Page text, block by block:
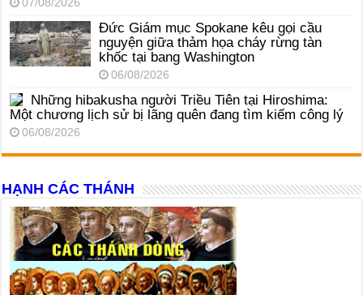
07/08/2026
Đức Giám mục Spokane kêu gọi cầu
nguyện giữa thảm họa cháy rừng tàn
khốc tại bang Washington
06/08/2026
Những hibakusha người Triều Tiên tại Hiroshima:
Một chương lịch sử bị lãng quên đang tìm kiếm công lý
06/08/2026
HẠNH CÁC THÁNH